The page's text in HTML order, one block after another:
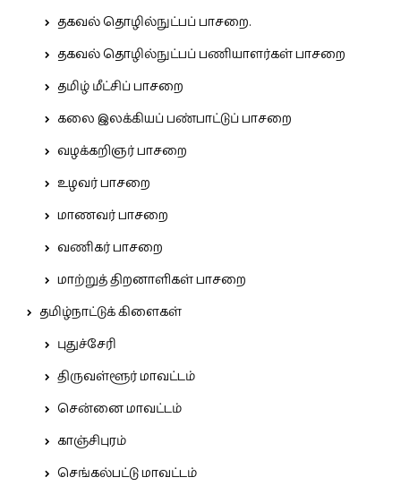
தகவல் தொழில்நுட்பப் பாசறை.
தகவல் தொழில்நுட்பப் பணியாளர்கள் பாசறை
தமிழ் மீட்சிப் பாசறை
கலை இலக்கியப் பண்பாட்டுப் பாசறை
வழக்கறிஞர் பாசறை
உழவர் பாசறை
மாணவர் பாசறை
வணிகர் பாசறை
மாற்றுத் திறனாளிகள் பாசறை
தமிழ்நாட்டுக் கிளைகள்
புதுச்சேரி
திருவள்ளூர் மாவட்டம்
சென்னை மாவட்டம்
காஞ்சிபுரம்
செங்கல்பட்டு மாவட்டம்